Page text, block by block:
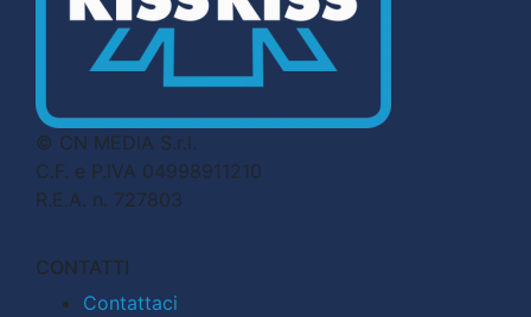
© CN MEDIA S.r.l.
C.F. e P.IVA 04998911210
R.E.A. n. 727803
CONTATTI
Contattaci